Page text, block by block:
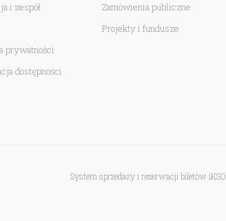
i zespół
prywatności
dostępności
Zamówienia publiczne
Projekty i fundusze
System sprzedaży i rezerwacji biletów